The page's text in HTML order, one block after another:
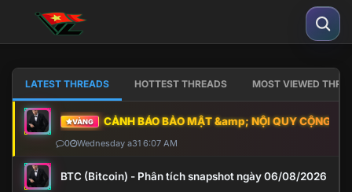
LATEST THREADS HOTTEST THREADS MOST VIEWED
VÀNG CẢNH BÁO BẢO MẬT &amp; NỘI QUY CỘNG
0 Wednesday a31 6:07 AM
BTC (Bitcoin) - Phân tích snapshot ngày 06/08/2026